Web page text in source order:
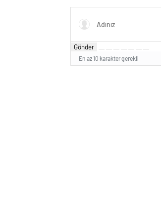
Gönder
En az 10 karakter gerekli